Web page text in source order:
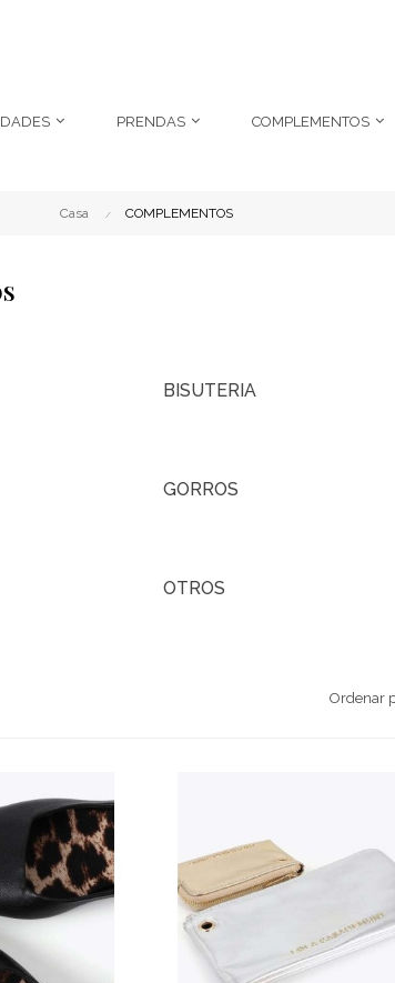
PRENDAS COMPLEMENTOS
Casa COMPLEMENTOS
BISUTERIA
GORROS
OTROS
Ordenar